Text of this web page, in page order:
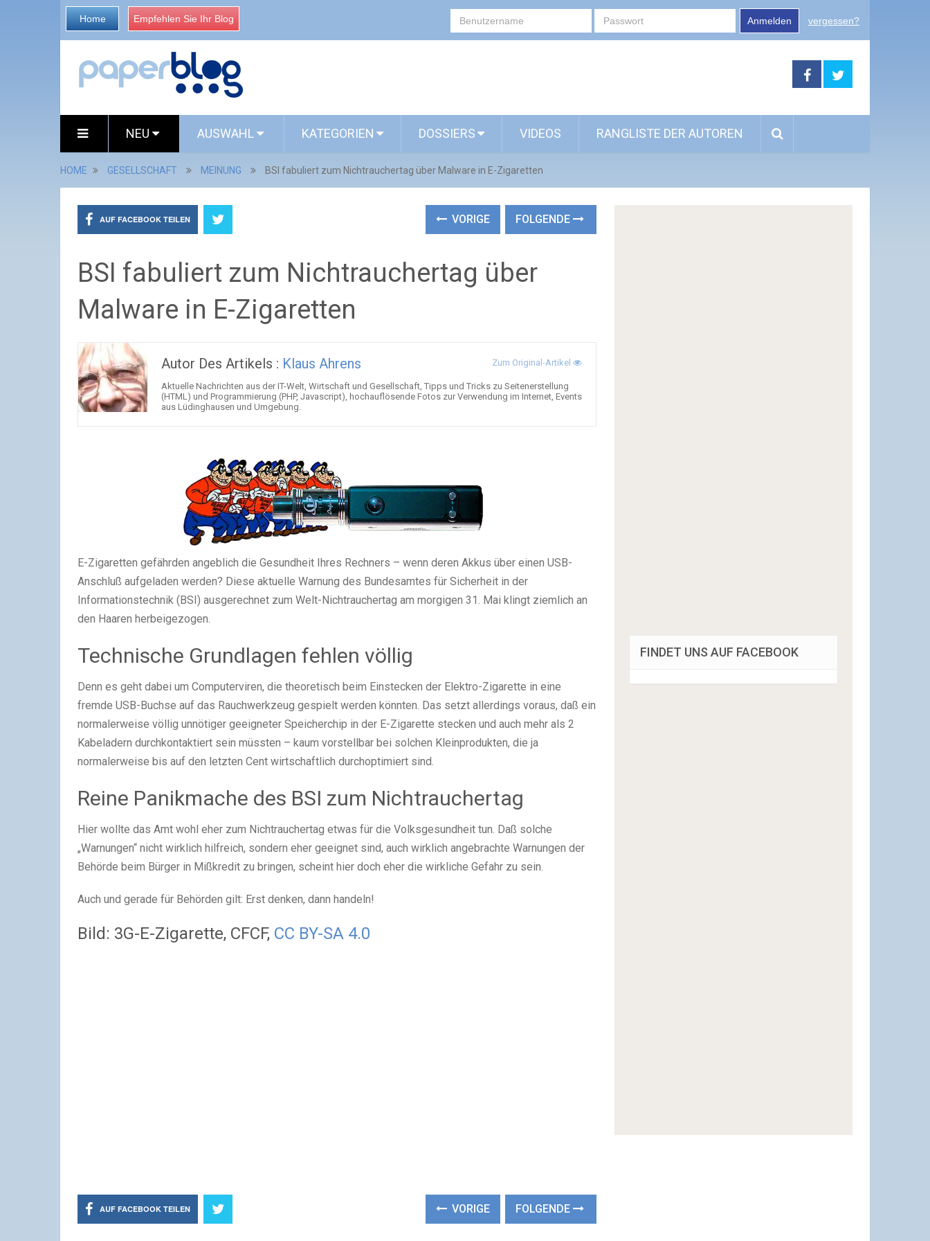
Home Empfehlen Sie Ihr Blog Anmelden vergessen?
NEU AUSWAHL KATEGORIEN DOSSIERS VIDEOS RANGLISTE DER AUTOREN
HOME GESELLSCHAFT MEINUNG BSI fabuliert zum Nichtrauchertag über Malware in E-Zigaretten
AUF FACEBOOK TEILEN VORIGE FOLGENDE
BSI fabuliert zum Nichtrauchertag über
Malware in E-Zigaretten
Autor Des Artikels : Klaus Ahrens Zum Original-Artikel
Aktuelle Nachrichten aus der IT-Welt, Wirtschaft und Gesellschaft, Tipps und Tricks zu Seitenerstellung
(HTML) und Programmierung (PHP, Javascript), hochauflösende Fotos zur Verwendung im Internet, Events
aus Lüdinghausen und Umgebung.
E-Zigaretten gefährden angeblich die Gesundheit Ihres Rechners – wenn deren Akkus über einen USB-
Anschluß aufgeladen werden? Diese aktuelle Warnung des Bundesamtes für Sicherheit in der
Informationstechnik (BSI) ausgerechnet zum Welt-Nichtrauchertag am morgigen 31. Mai klingt ziemlich an
den Haaren herbeigezogen.
Technische Grundlagen fehlen völlig
Denn es geht dabei um Computerviren, die theoretisch beim Einstecken der Elektro-Zigarette in eine
fremde USB-Buchse auf das Rauchwerkzeug gespielt werden könnten. Das setzt allerdings voraus, daß ein
normalerweise völlig unnötiger geeigneter Speicherchip in der E-Zigarette stecken und auch mehr als 2
Kabeladern durchkontaktiert sein müssten – kaum vorstellbar bei solchen Kleinprodukten, die ja
normalerweise bis auf den letzten Cent wirtschaftlich durchoptimiert sind.
Reine Panikmache des BSI zum Nichtrauchertag
Hier wollte das Amt wohl eher zum Nichtrauchertag etwas für die Volksgesundheit tun. Daß solche
„Warnungen“ nicht wirklich hilfreich, sondern eher geeignet sind, auch wirklich angebrachte Warnungen der
Behörde beim Bürger in Mißkredit zu bringen, scheint hier doch eher die wirkliche Gefahr zu sein.
Auch und gerade für Behörden gilt: Erst denken, dann handeln!
Bild: 3G-E-Zigarette, CFCF, CC BY-SA 4.0
AUF FACEBOOK TEILEN VORIGE FOLGENDE
FINDET UNS AUF FACEBOOK